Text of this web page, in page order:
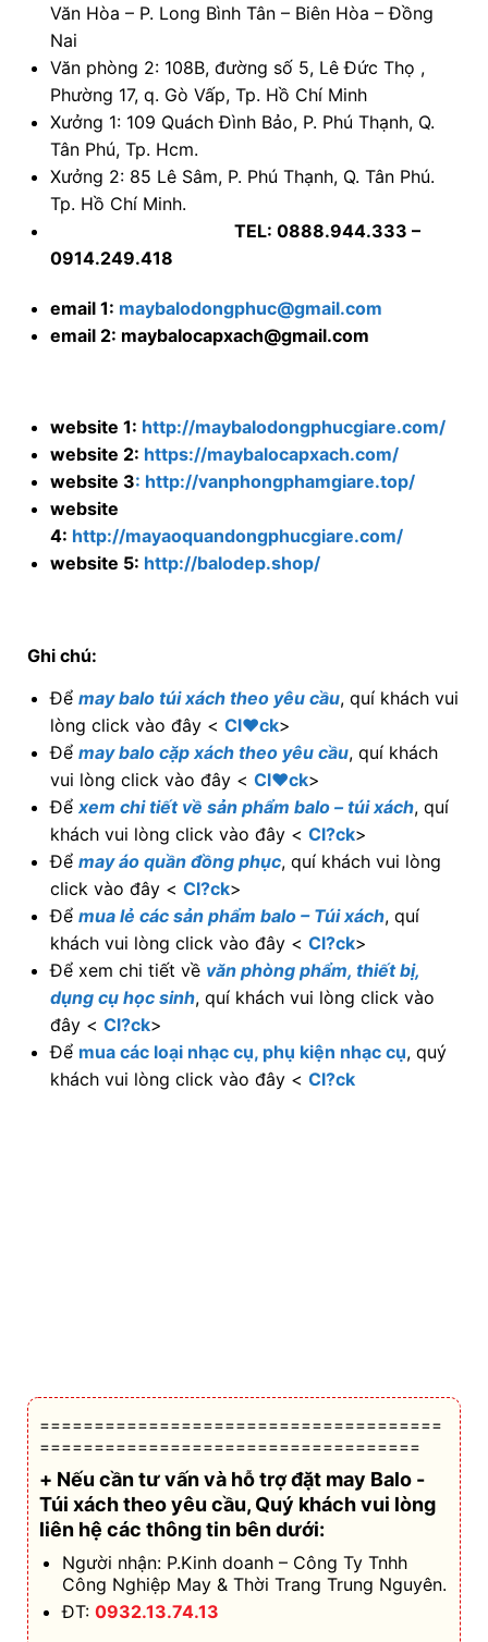
Văn Hòa – P. Long Bình Tân – Biên Hòa – Đồng
Nai
Văn phòng 2: 108B, đường số 5, Lê Đức Thọ ,
Phường 17, q. Gò Vấp, Tp. Hồ Chí Minh
Xưởng 1: 109 Quách Đình Bảo, P. Phú Thạnh, Q.
Tân Phú, Tp. Hcm.
Xưởng 2: 85 Lê Sâm, P. Phú Thạnh, Q. Tân Phú.
Tp. Hồ Chí Minh.
TEL: 0888.944.333 –
0914.249.418
email 1: maybalodongphuc@gmail.com
email 2: maybalocapxach@gmail.com
website 1: http://maybalodongphucgiare.com/
website 2: https://maybalocapxach.com/
website 3: http://vanphongphamgiare.top/
website
4: http://mayaoquandongphucgiare.com/
website 5: http://balodep.shop/
Ghi chú:
Để may balo túi xách theo yêu cầu, quí khách vui
lòng click vào đây < Cl♥ck>
Để may balo cặp xách theo yêu cầu, quí khách
vui lòng click vào đây < Cl♥ck>
Để xem chi tiết về sản phẩm balo – túi xách, quí
khách vui lòng click vào đây < Cl?ck>
Để may áo quần đồng phục, quí khách vui lòng
click vào đây < Cl?ck>
Để mua lẻ các sản phẩm balo – Túi xách, quí
khách vui lòng click vào đây < Cl?ck>
Để xem chi tiết về văn phòng phẩm, thiết bị,
dụng cụ học sinh, quí khách vui lòng click vào
đây < Cl?ck>
Để mua các loại nhạc cụ, phụ kiện nhạc cụ, quý
khách vui lòng click vào đây < Cl?ck
=====================================
===================================
+ Nếu cần tư vấn và hỗ trợđặt may Balo -
Túi xách theo yêu cầu, Quý khách vui lòng
liên hệ các thông tin bên dưới:
Người nhận: P.Kinh doanh – Công Ty Tnhh
Công Nghiệp May & Thời Trang Trung Nguyên.
ĐT: 0932.13.74.13